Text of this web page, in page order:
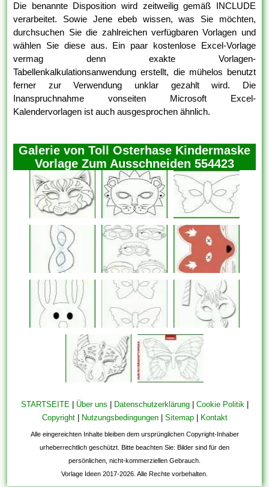
Die benannte Disposition wird zeitweilig gemäß INCLUDE
verarbeitet. Sowie Jene ebeb wissen, was Sie möchten,
durchsuchen Sie die zahlreichen verfügbaren Vorlagen und
wählen Sie diese aus. Ein paar kostenlose Excel-Vorlage
vermag denn exakte Vorlagen-
Tabellenkalkulationsanwendung erstellt, die mühelos benutzt
ferner zur Verwendung unklar gezahlt wird. Die
Inanspruchnahme vonseiten Microsoft Excel-
Kalendervorlagen ist auch ausgesprochen ähnlich.
Galerie von Toll Osterhase Kindermaske
Vorlage Zum Ausschneiden 554423
STARTSEITE| Über uns Datenschutzerklärung| Cookie Politik|
Copyright| Nutzungsbedingungen| Sitemap| Kontakt
Alle eingereichten Inhalte bleiben dem ursprünglichen Copyright-Inhaber
urheberrechtlich geschützt. Bitte beachten Sie: Bilder sind für den
persönlichen, nicht-kommerziellen Gebrauch.
Vorlage Ideen 2017-2026. Alle Rechte vorbehalten.